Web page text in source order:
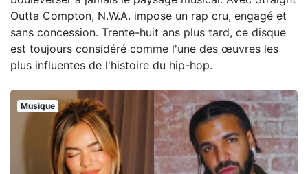
Outta Compton, N.W.A. impose un rap cru, engagé et
sans concession. Trente-huit ans plus tard, ce disque
est toujours considéré comme l'une des œuvres les
plus influentes de l'histoire du hip-hop.
Musique